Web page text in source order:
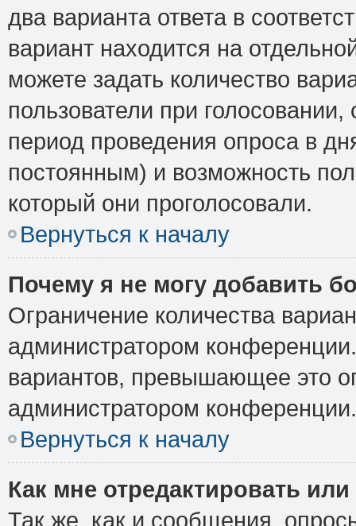
два варианта ответа в
вариант находится на
можете задать количество
пользователи при
период проведения опроса в
постоянным) и возможность
который они проголосовали.
Вернуться к началу
Почему я не могу добавить
Ограничение количества
администратором
вариантов, превышающее это
администратором конференции.
Вернуться к началу
Как мне отредактировать
Так же, как и сообщения,